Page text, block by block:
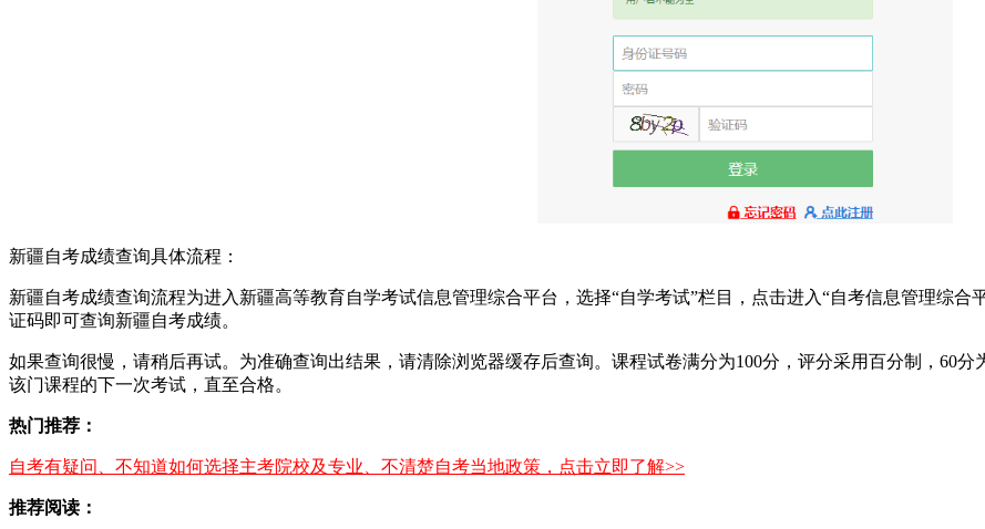
新疆自考成绩查询具体流程：
新疆自考成绩查询流程为进入新疆高等教育自学考试信息管理综合平台，选择“自学考试”栏目，点击进入“自考信息管理综
证码即可查询新疆自考成绩。
如果查询很慢，请稍后再试。为准确查询出结果，请清除浏览器缓存后查询。课程试卷满分为100分，评分采用百分制，60
该门课程的下一次考试，直至合格。
热门推荐：
自考有疑问、不知道如何选择主考院校及专业、不清楚自考当地政策，点击立即了解>>
推荐阅读：